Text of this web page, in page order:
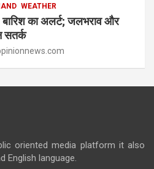
WEATHER
का अलर्ट; जलभराव और
सतर्क
oriented media platform it also
English language.